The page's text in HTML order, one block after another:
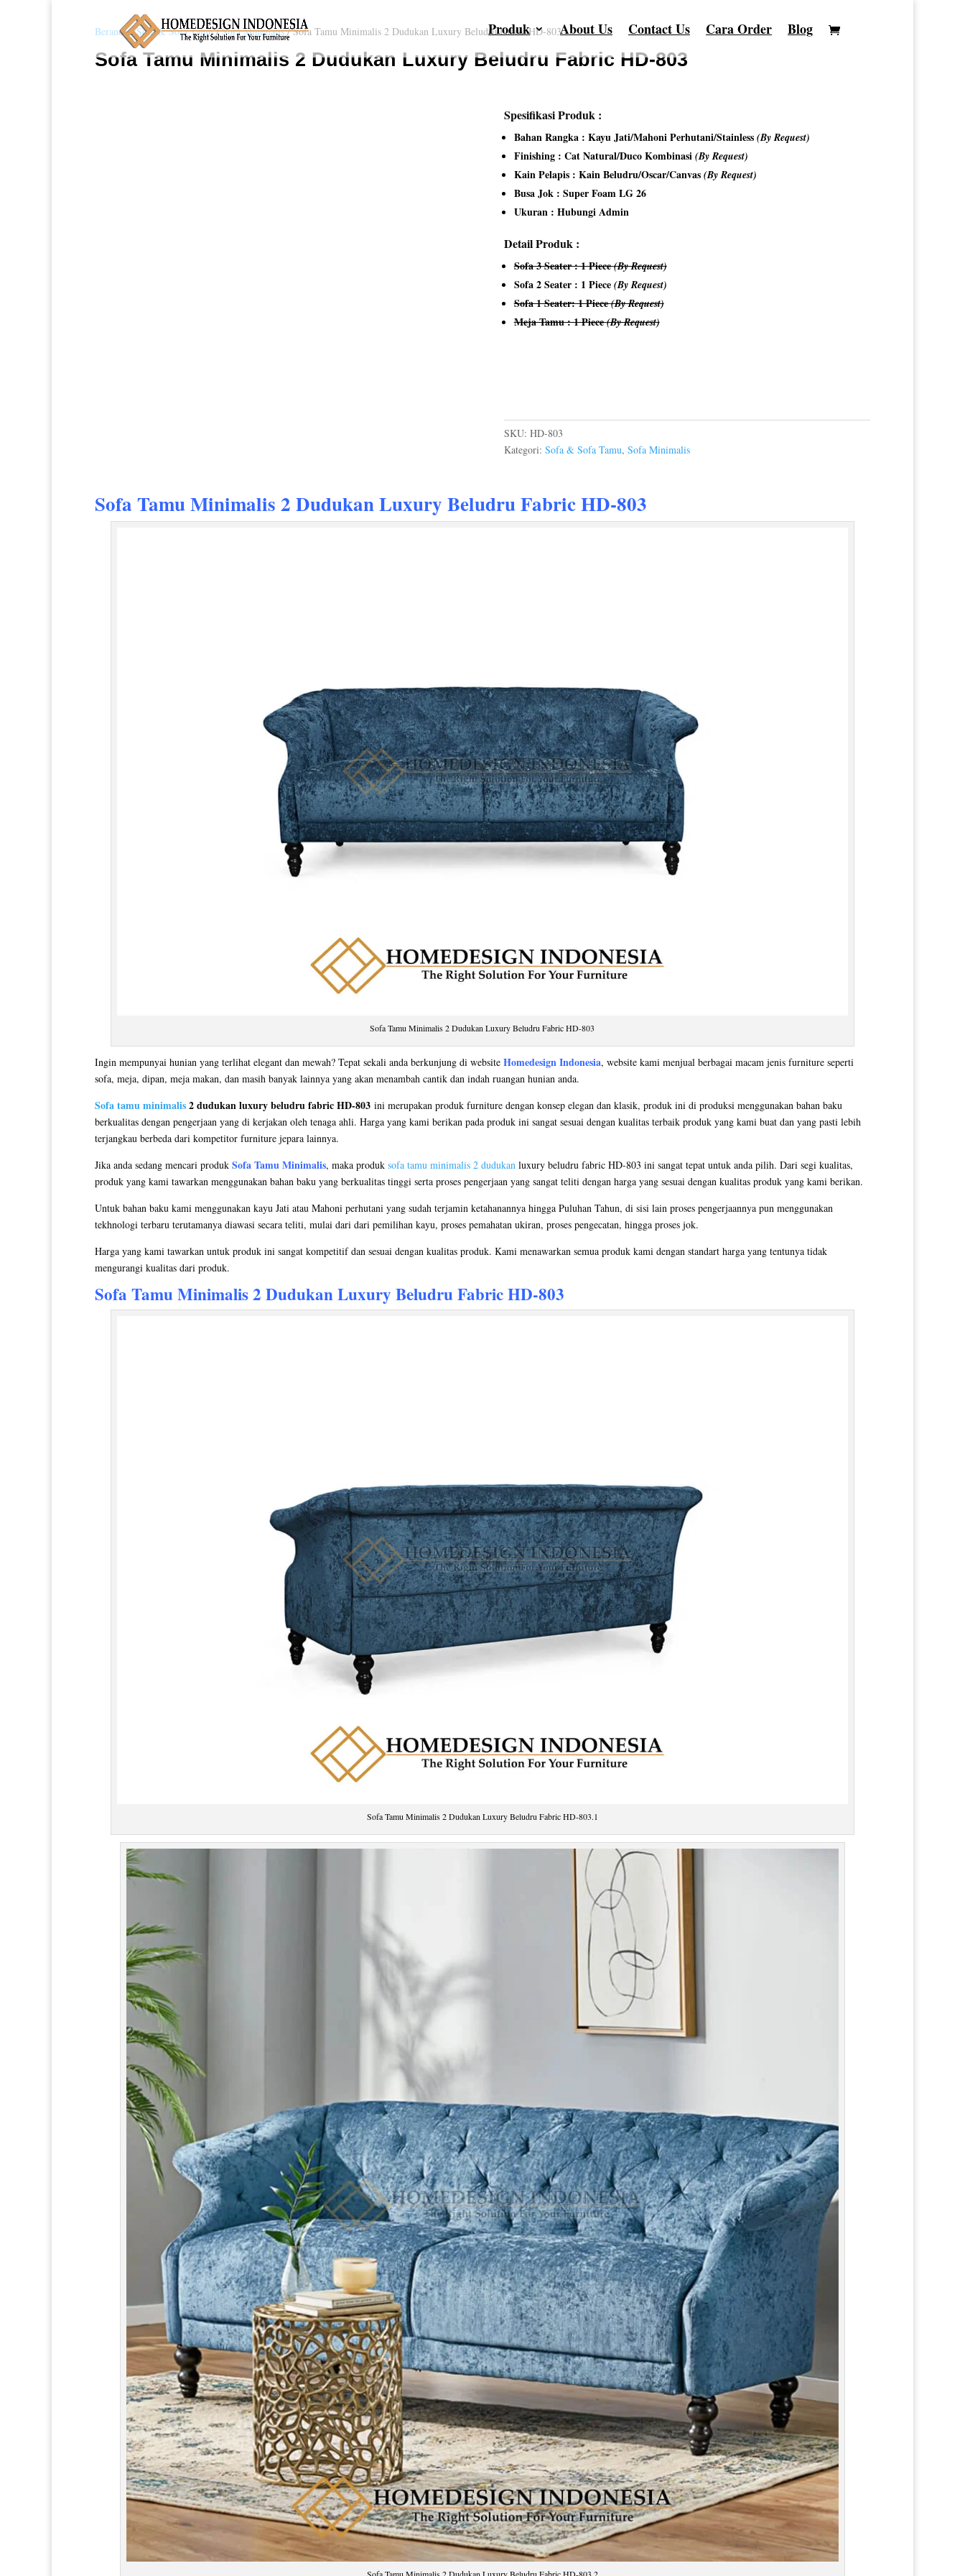
Produk About Us Contact Us Cara Order Blog
Beranda/Sofa & Sofa Tamu/Sofa Minimalis/ Sofa Tamu Minimalis 2 Dudukan Luxury Beludru Fabric HD-803
Sofa Tamu Minimalis 2 Dudukan Luxury Beludru Fabric HD-803
Spesifikasi Produk :
Bahan Rangka : Kayu Jati/Mahoni Perhutani/Stainless (By Request)
Finishing : Cat Natural/Duco Kombinasi (By Request)
Kain Pelapis : Kain Beludru/Oscar/Canvas (By Request)
Busa Jok : Super Foam LG 26
Ukuran : Hubungi Admin
Detail Produk :
Sofa 3 Seater : 1 Piece(By Request)
Sofa 2 Seater : 1 Piece (By Request)
Sofa 1 Seater: 1 Piece(By Request)
Meja Tamu : 1 Piece(By Request)
SKU: HD-803
Kategori: Sofa & Sofa Tamu, Sofa Minimalis
Sofa Tamu Minimalis 2 DudukanLuxury Beludru Fabric HD-803
Sofa Tamu Minimalis 2 Dudukan Luxury Beludru Fabric HD-803
Ingin mempunyai hunian yang terlihat elegant dan mewah? Tepat sekali anda berkunjung di website Homedesign Indonesia, website kami menjual berbagai macam jenis furniture seperti
sofa, meja, dipan, meja makan, dan masih banyak lainnya yang akan menambah cantik dan indah ruangan hunian anda.
Sofa tamu minimalis2 dudukan luxury beludru fabric HD-803 ini merupakan produk furniture dengan konsep elegan dan klasik, produk ini di produksi menggunakan bahan baku
berkualitas dengan pengerjaan yang di kerjakan oleh tenaga ahli. Harga yang kami berikan pada produk ini sangat sesuai dengan kualitas terbaik produk yang kami buat dan yang pasti lebih
terjangkau berbeda dari kompetitor furniture jepara lainnya.
Jika anda sedang mencari produk Sofa Tamu Minimalis, maka produk sofa tamu minimalis 2 dudukan luxury beludru fabric HD-803 ini sangat tepat untuk anda pilih. Dari segi kualitas,
produk yang kami tawarkan menggunakan bahan baku yang berkualitas tinggi serta proses pengerjaan yang sangat teliti dengan harga yang sesuai dengan kualitas produk yang kami berikan.
Untuk bahan baku kami menggunakan kayu Jati atau Mahoni perhutani yang sudah terjamin ketahanannya hingga Puluhan Tahun, di sisi lain proses pengerjaannya pun menggunakan
tekhnologi terbaru terutamanya diawasi secara teliti, mulai dari dari pemilihan kayu, proses pemahatan ukiran, proses pengecatan, hingga proses jok.
Harga yang kami tawarkan untuk produk ini sangat kompetitif dan sesuai dengan kualitas produk. Kami menawarkan semua produk kami dengan standart harga yang tentunya tidak
mengurangi kualitas dari produk.
Sofa Tamu Minimalis2 Dudukan Luxury Beludru Fabric HD-803
Sofa Tamu Minimalis 2 Dudukan Luxury Beludru Fabric HD-803.1